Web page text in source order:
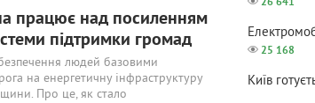
працює над посиленням
підтримки громад
людей базовими
на енергетичну інфраструктуру
Про це, як стало
25 168
Київ